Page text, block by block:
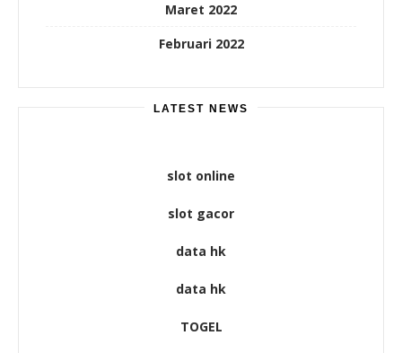
Maret 2022
Februari 2022
LATEST NEWS
slot online
slot gacor
data hk
data hk
TOGEL